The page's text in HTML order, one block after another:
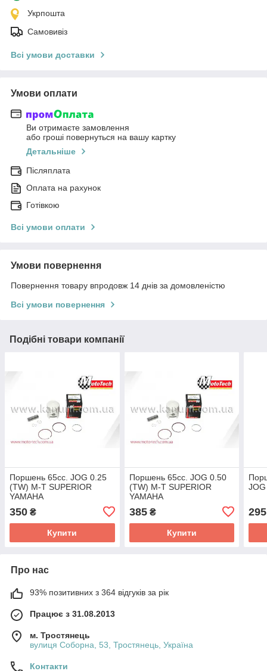
Укрпошта
Самовивіз
Всі умови доставки
Умови оплати
Ви отримаєте замовлення
або гроші повернуться на вашу картку
Детальніше
Післяплата
Оплата на рахунок
Готівкою
Всі умови оплати
Умови повернення
Повернення товару впродовж 14 днів за домовленістю
Всі умови повернення
Подібні товари компанії
Поршень 65cc. JOG 0.25
(TW) M-T SUPERIOR
YAMAHA
350 ₴
Купити
Поршень 65cc. JOG 0.50
(TW) M-T SUPERIOR
YAMAHA
385₴
Купити
295
Про нас
93% позитивних з 364 відгуків за рік
Працює з 31.08.2013
м. Тростянець
вулиця Соборна, 53, Тростянець, Україна
Контакти